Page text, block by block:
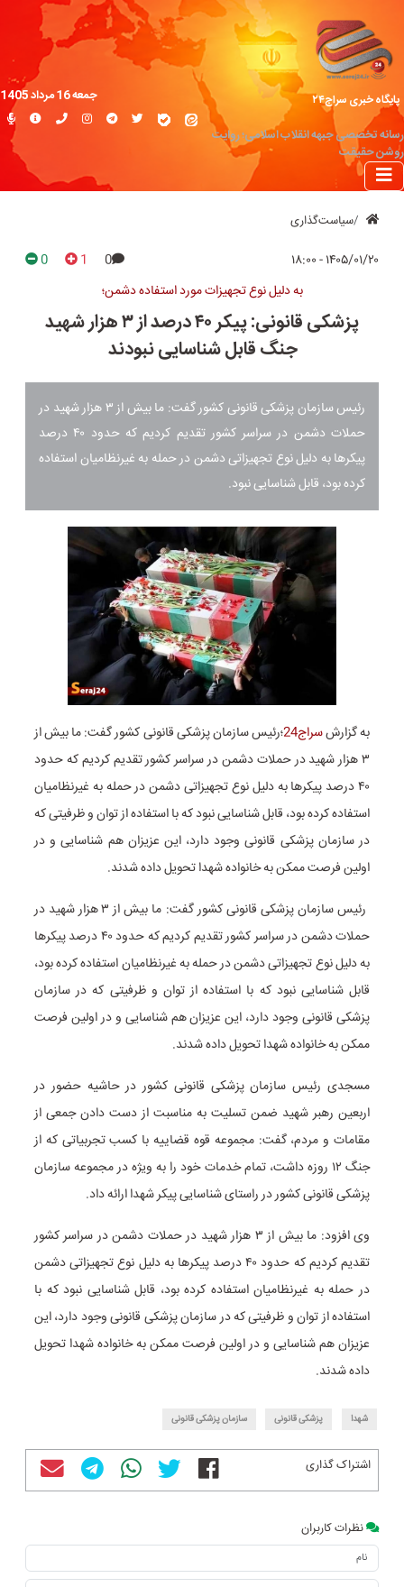
پایگاه خبری سراج۲۴
رسانه تخصصی جبهه انقلاب اسلامی؛ روایت
روشن حقیقت
جمعه 16 مرداد 1405
سیاست‌گذاری
۱۴۰۵/۰۱/۲۰ - ۱۸:۰۰ 0
1
0
به دلیل نوع تجهیزات مورد استفاده دشمن؛
پزشکی قانونی: پیکر ۴۰ درصد از ۳ هزار شهید
جنگ قابل شناسایی نبودند
رئیس سازمان پزشکی قانونی کشور گفت: ما بیش از ۳ هزار شهید در
حملات دشمن در سراسر کشور تقدیم کردیم که حدود ۴۰ درصد
پیکرها به دلیل نوع تجهیزاتی دشمن در حمله به غیرنظامیان استفاده
کرده بود، قابل شناسایی نبود.
به گزارشسراج24
؛رئیس سازمان پزشکی قانونی کشور گفت: ما بیش از
۳ هزار شهید در حملات دشمن در سراسر کشور تقدیم کردیم که حدود
۴۰ درصد پیکرها به دلیل نوع تجهیزاتی دشمن در حمله به غیرنظامیان
استفاده کرده بود، قابل شناسایی نبود که با استفاده از توان و ظرفیتی که
در سازمان پزشکی قانونی وجود دارد، این عزیزان هم شناسایی و در
اولین فرصت ممکن به خانواده شهدا تحویل داده شدند.
رئیس سازمان پزشکی قانونی کشور گفت: ما بیش از ۳ هزار شهید در
حملات دشمن در سراسر کشور تقدیم کردیم که حدود ۴۰ درصد پیکرها
به دلیل نوع تجهیزاتی دشمن در حمله به غیرنظامیان استفاده کرده بود،
قابل شناسایی نبود که با استفاده از توان و ظرفیتی که در سازمان
پزشکی قانونی وجود دارد، این عزیزان هم شناسایی و در اولین فرصت
ممکن به خانواده شهدا تحویل داده شدند.
مسجدی رئیس سازمان پزشکی قانونی کشور در حاشیه حضور در
اربعین رهبر شهید ضمن تسلیت به مناسبت از دست دادن جمعی از
مقامات و مردم، گفت: مجموعه قوه قضاییه با کسب تجربیاتی که از
جنگ ۱۲ روزه داشت، تمام خدمات خود را به ویژه در مجموعه سازمان
پزشکی قانونی کشور در راستای شناسایی پیکر شهدا ارائه داد.
وی افزود: ما بیش از ۳ هزار شهید در حملات دشمن در سراسر کشور
تقدیم کردیم که حدود ۴۰ درصد پیکرها به دلیل نوع تجهیزاتی دشمن
در حمله به غیرنظامیان استفاده کرده بود، قابل شناسایی نبود که با
استفاده از توان و ظرفیتی که در سازمان پزشکی قانونی وجود دارد، این
عزیزان هم شناسایی و در اولین فرصت ممکن به خانواده شهدا تحویل
داده شدند.
شهدا پزشکی قانونی سازمان پزشکی قانونی
اشتراک گذاری
نظرات کاربران